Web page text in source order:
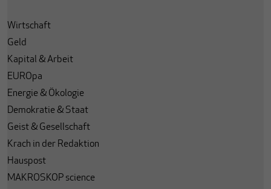
Wirtschaft
Geld
Kapital & Arbeit
EUROpa
Energie & Ökologie
Demokratie & Staat
Geist & Gesellschaft
Krach in der Redaktion
Hauspost
MAKROSKOP science